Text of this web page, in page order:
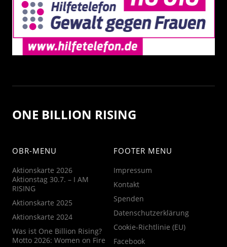
ONE BILLION RISING
OBR-MENU
Aktionskarte 2026
Aktionstag 30.7. – I AM
RISING
Aktionskarte 2025
Aktionskarte 2024
Was ist One Billion Rising?
Motto 2026: Women on Fire
FOOTER MENU
Impressum
Kontakt
Spenden
Datenschutzerklärung
Cookie-Richtlinie (EU)
Facebook